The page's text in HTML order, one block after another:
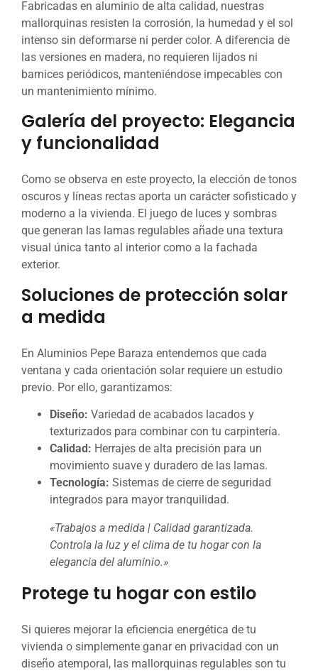
Fabricadas en aluminio de alta calidad, nuestras
mallorquinas resisten la corrosión, la humedad y el sol
intenso sin deformarse ni perder color. A diferencia de
las versiones en madera, no requieren lijados ni
barnices periódicos, manteniéndose impecables con
un mantenimiento mínimo.
Galería del proyecto: Elegancia
y funcionalidad
Como se observa en este proyecto, la elección de tonos
oscuros y líneas rectas aporta un carácter sofisticado y
moderno a la vivienda. El juego de luces y sombras
que generan las lamas regulables añade una textura
visual única tanto al interior como a la fachada
exterior.
Soluciones de protección solar
a medida
En Aluminios Pepe Baraza entendemos que cada
ventana y cada orientación solar requiere un estudio
previo. Por ello, garantizamos:
Diseño: Variedad de acabados lacados y
texturizados para combinar con tu carpintería.
Calidad: Herrajes de alta precisión para un
movimiento suave y duradero de las lamas.
Tecnología: Sistemas de cierre de seguridad
integrados para mayor tranquilidad.
«Trabajos a medida | Calidad garantizada.
Controla la luz y el clima de tu hogar con la
elegancia del aluminio.»
Protege tu hogar con estilo
Si quieres mejorar la eficiencia energética de tu
vivienda o simplemente ganar en privacidad con un
diseño atemporal, las mallorquinas regulables son tu